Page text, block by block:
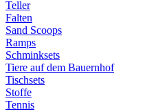
Teller
Falten
Sand Scoops
Ramps
Schminksets
Tiere auf dem Bauernhof
Tischsets
Stoffe
Tennis